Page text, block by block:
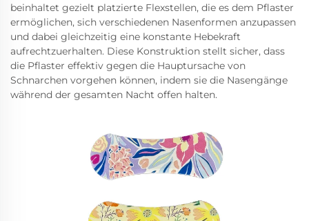
beinhaltet gezielt platzierte Flexstellen, die es dem Pflaster
ermöglichen, sich verschiedenen Nasenformen anzupassen
und dabei gleichzeitig eine konstante Hebekraft
aufrechtzuerhalten. Diese Konstruktion stellt sicher, dass
die Pflaster effektiv gegen die Hauptursache von
Schnarchen vorgehen können, indem sie die Nasengänge
während der gesamten Nacht offen halten.